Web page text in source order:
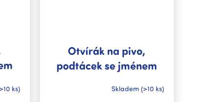
ks)
Otvírák na pivo,
podtácek se jménem
Skladem (>10 ks)